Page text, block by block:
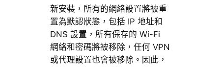
新安裝，所有的網絡設置將被重
置為默認狀態，包括 IP 地址和
DNS 設置，所有保存的 Wi-Fi
網絡和密碼將被移除，任何 VPN
或代理設置也會被移除。因此，